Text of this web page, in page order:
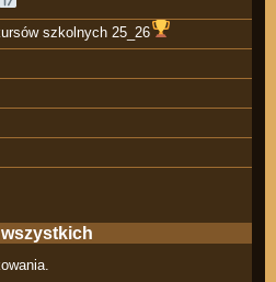
szkolnych 25_26
wszystkich